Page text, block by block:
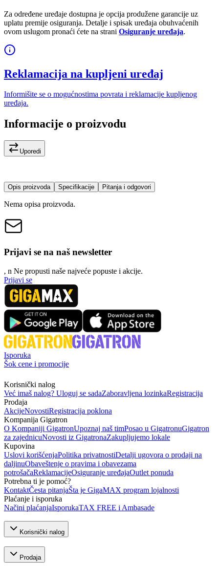
Za određene uređaje dostupna je opcija produžene garancije uz
uplatu premije osiguranja. Detalje i spisak uređaja obuhvaćenih
ovom uslugom pronaći ćete na strani Osiguranje uređaja.
Reklamacija na kupljeni uređaj
Informišite se o mogućnostima povrata i reklamacije kupljenog
uređaja.
Informacije o proizvodu
Uporedi
Opis proizvoda Specifikacije Pitanja i odgovori
Nema opisa proizvoda.
Prijavi se na naš newsletter
, n Ne propusti naše najveće popuste i akcije.
Prijavi se
Isporuka
Šok cene i promocije
Korisnički nalog
Već imaš nalog? Uloguj se sadaZaboravljena lozinkaRegistracija
Prodaja
AkcijeNovostiRegistracija poklona
Kompanija Gigatron
O Kompaniji GigatronUpoznaj naš timPosao u GigatronuGigatron
za zajednicuNovosti iz GigatronaZakupljujemo lokale
Kupovina
Uslovi korišćenjaPolitika privatnostiDetalji ugovora o prodaji na
daljinuObaveštenje o pravima i obavezama
potrošačaReklamacijeOsiguranje uređajaOutlet ponuda
Potrebna ti je pomoć?
KontaktČesta pitanjaŠta je GigaMAX program lojalnosti
Plaćanje i isporuka
Načini plaćanjaIsporukaTAX FREE i Ambasade
Korisnički nalog
Prodaja